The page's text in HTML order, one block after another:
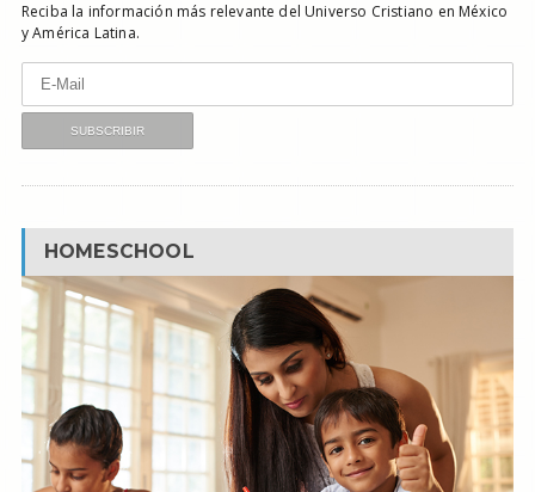
Reciba la información más relevante del Universo Cristiano en México
y América Latina.
HOMESCHOOL